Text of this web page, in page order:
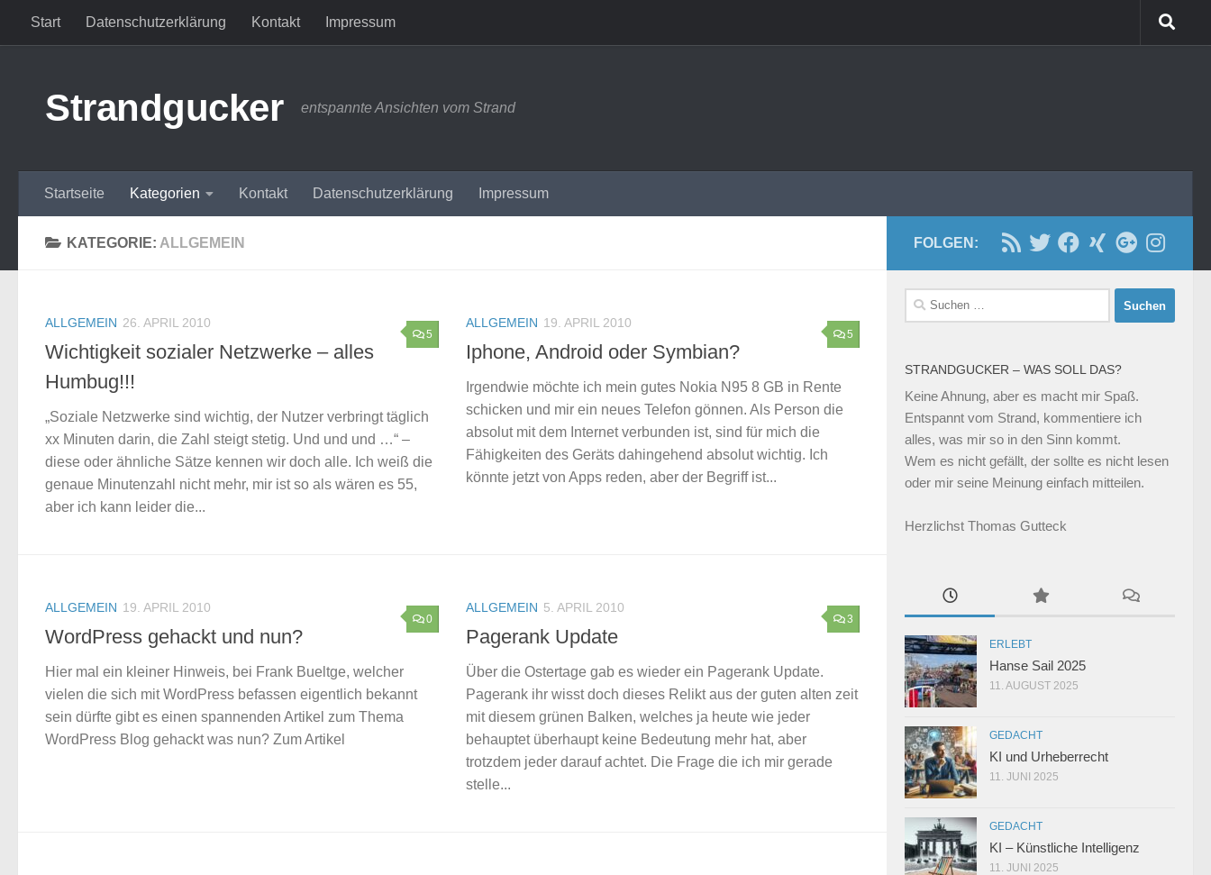
Zum Inhalt springen
Start Datenschutzerklärung Kontakt Impressum
Strandgucker entspannte Ansichten vom Strand
Startseite Kategorien Kontakt Datenschutzerklärung Impressum
KATEGORIE: ALLGEMEIN
5
ALLGEMEIN 26. APRIL 2010
Wichtigkeit sozialer Netzwerke – alles
Humbug!!!
„Soziale Netzwerke sind wichtig, der Nutzer verbringt täglich
xx Minuten darin, die Zahl steigt stetig. Und und und …“ –
diese oder ähnliche Sätze kennen wir doch alle. Ich weiß die
genaue Minutenzahl nicht mehr, mir ist so als wären es 55,
aber ich kann leider die...
5
ALLGEMEIN 19. APRIL 2010
Iphone, Android oder Symbian?
Irgendwie möchte ich mein gutes Nokia N95 8 GB in Rente
schicken und mir ein neues Telefon gönnen. Als Person die
absolut mit dem Internet verbunden ist, sind für mich die
Fähigkeiten des Geräts dahingehend absolut wichtig. Ich
könnte jetzt von Apps reden, aber der Begriff ist...
0
ALLGEMEIN 19. APRIL 2010
WordPress gehackt und nun?
Hier mal ein kleiner Hinweis, bei Frank Bueltge, welcher
vielen die sich mit WordPress befassen eigentlich bekannt
sein dürfte gibt es einen spannenden Artikel zum Thema
WordPress Blog gehackt was nun? Zum Artikel
3
ALLGEMEIN 5. APRIL 2010
Pagerank Update
Über die Ostertage gab es wieder ein Pagerank Update.
Pagerank ihr wisst doch dieses Relikt aus der guten alten zeit
mit diesem grünen Balken, welches ja heute wie jeder
behauptet überhaupt keine Bedeutung mehr hat, aber
trotzdem jeder darauf achtet. Die Frage die ich mir gerade
stelle...
FOLGEN:
Suchen
nach:
STRANDGUCKER – WAS SOLL DAS?
Keine Ahnung, aber es macht mir Spaß.
Entspannt vom Strand, kommentiere ich
alles, was mir so in den Sinn kommt.
Wem es nicht gefällt, der sollte es nicht lesen
oder mir seine Meinung einfach mitteilen.
Herzlichst Thomas Gutteck
ERLEBT
Hanse Sail 2025
11. AUGUST 2025
GEDACHT
KI und Urheberrecht
11. JUNI 2025
GEDACHT
KI – Künstliche Intelligenz
11. JUNI 2025